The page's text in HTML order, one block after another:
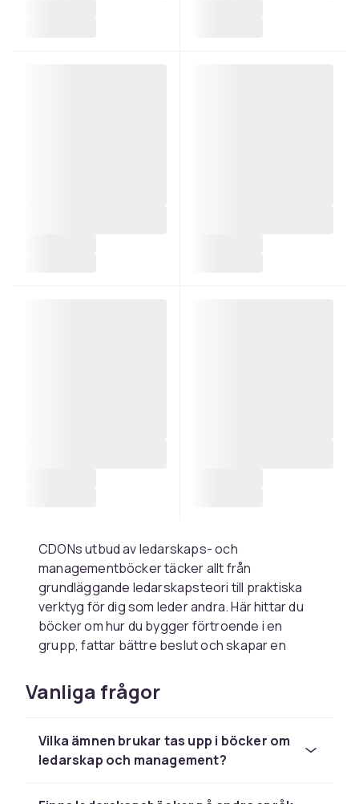
CDONs utbud av ledarskaps- och
managementböcker täcker allt från
grundläggande ledarskapsteori till praktiska
verktyg för dig som leder andra. Här hittar du
böcker om hur du bygger förtroende i en
grupp, fattar bättre beslut och skapar en
utvecklas.
ledare
Är du ny som chef finns praktiska
Vanliga frågor
Vilka ämnen brukar tas upp i böcker om
ledarskap och management?